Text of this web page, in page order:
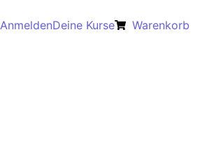
AnmeldenDeine Kurse Warenkorb